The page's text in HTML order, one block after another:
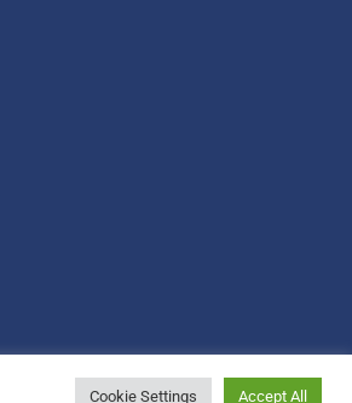
Cookie Settings Accept All